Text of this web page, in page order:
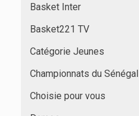
Basket Inter
Basket221 TV
Catégorie Jeunes
Championnats du Sénégal
Choisie pour vous